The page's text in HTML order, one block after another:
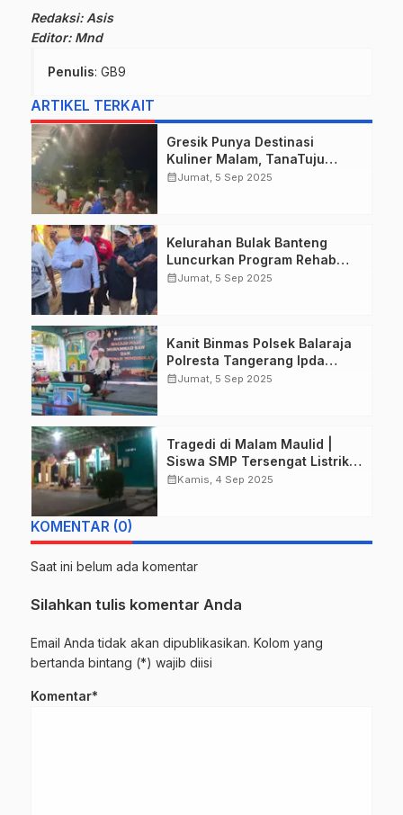
Redaksi: Asis
Editor: Mnd
Penulis: GB9
ARTIKEL TERKAIT
Gresik Punya Destinasi
Kuliner Malam, TanaTuju
Suguhkan Makanan UMKM,
calendar_monthJumat, 5 Sep 2025
Kelurahan Bulak Banteng
Luncurkan Program Rehab
Rumah Tidak Layak Huni
Surabaya.
calendar_monthJumat, 5 Sep 2025
Kanit Binmas Polsek Balaraja
Polresta Tangerang Ipda
Setiyono Hadiri Peringatan
Masyarakat.
calendar_monthJumat, 5 Sep 2025
Tragedi di Malam Maulid |
Siswa SMP Tersengat Listrik
di Masjid Nurul Islam
calendar_monthKamis, 4 Sep 2025
KOMENTAR (0)
Saat ini belum ada komentar
Silahkan tulis komentar Anda
Email Anda tidak akan dipublikasikan. Kolom yang
bertanda bintang (*) wajib diisi
Komentar*